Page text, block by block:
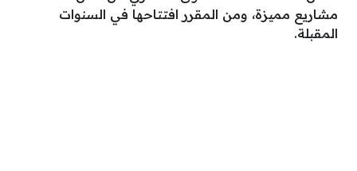
مشاريع مميزة، ومن المقرر افتتاحها في السنوات
المقبلة.